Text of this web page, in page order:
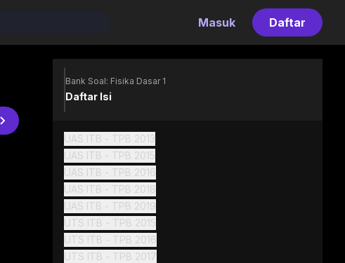
Masuk Daftar
Bank Soal: Fisika Dasar 1
Daftar Isi
UAS ITB - TPB 2013
UAS ITB - TPB 2015
UAS ITB - TPB 2016
UAS ITB - TPB 2018
UAS ITB - TPB 2019
UTS ITB - TPB 2015
UTS ITB - TPB 2016
UTS ITB - TPB 2017